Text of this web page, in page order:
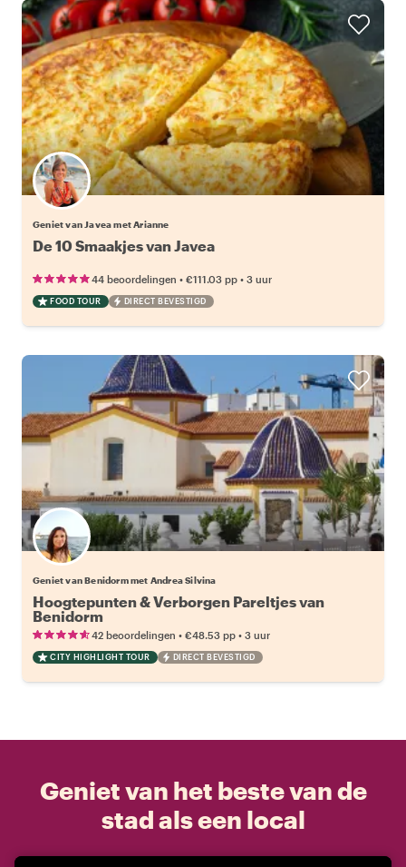
Geniet van Javea met Arianne
De 10 Smaakjes van Javea
44 beoordelingen • €111.03 pp • 3 uur
FOOD TOUR DIRECT BEVESTIGD
Geniet van Benidorm met Andrea Silvina
Hoogtepunten & Verborgen Pareltjes van
Benidorm
42 beoordelingen • €48.53 pp • 3 uur
CITY HIGHLIGHT TOUR DIRECT BEVESTIGD
Geniet van het beste van de
stad als een local